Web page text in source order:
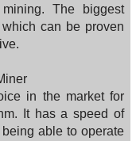
The biggest
can be proven
in the market for
It has a speed of
able to operate